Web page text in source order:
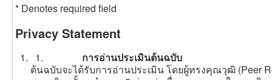
* Denotes required field
Privacy Statement
การอ่านประเมินต้นฉบับ
ต้นฉบับจะได้รับการอ่านประเมิน โดยผู้ทรงคุณวุฒิ (Peer